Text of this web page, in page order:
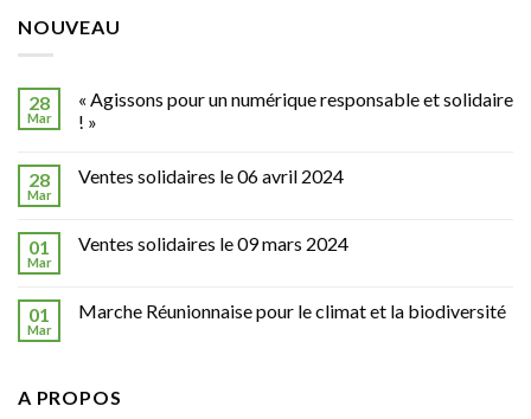
NOUVEAU
28
Mar
« Agissons pour un numérique responsable et solidaire
! »
28
Mar
Ventes solidaires le 06 avril 2024
01
Mar
Ventes solidaires le 09 mars 2024
01
Mar
Marche Réunionnaise pour le climat et la biodiversité
A PROPOS